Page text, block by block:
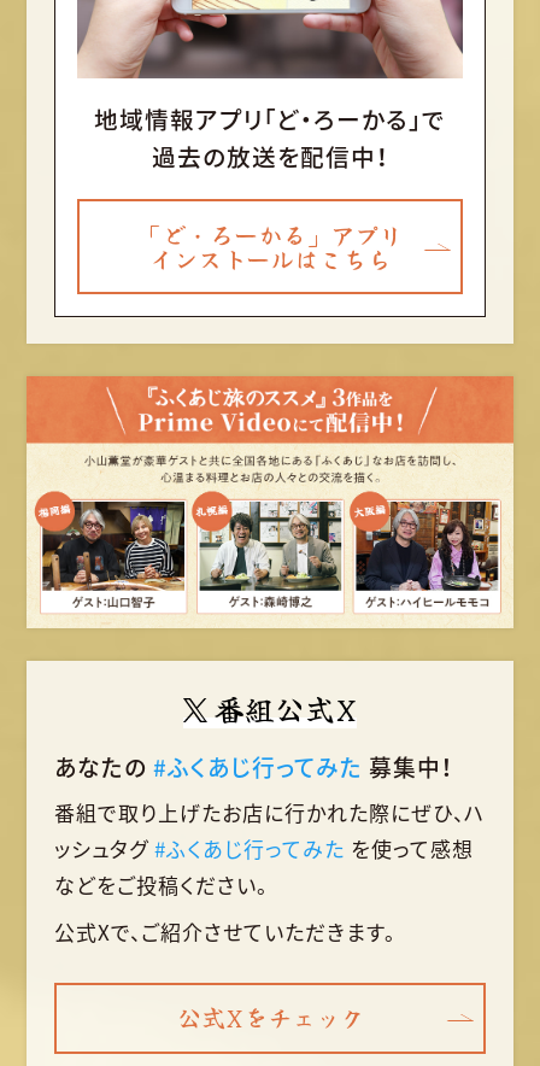
地域情報アプリ「ど・ろーかる」で
過去の放送を配信中！
「ど・ろーかる」アプリ
インストールはこちら
番組公式X
あなたの #ふくあじ行ってみた 募集中！
番組で取り上げたお店に行かれた際にぜひ、ハ
ッシュタグ #ふくあじ行ってみた を使って感想
などをご投稿ください。
公式Xで、ご紹介させていただきます。
公式Xをチェック